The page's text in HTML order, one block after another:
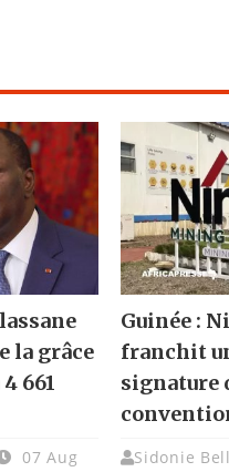
la grâce
661
07 Aug
Guinée :
franchit
signature
Sidonie